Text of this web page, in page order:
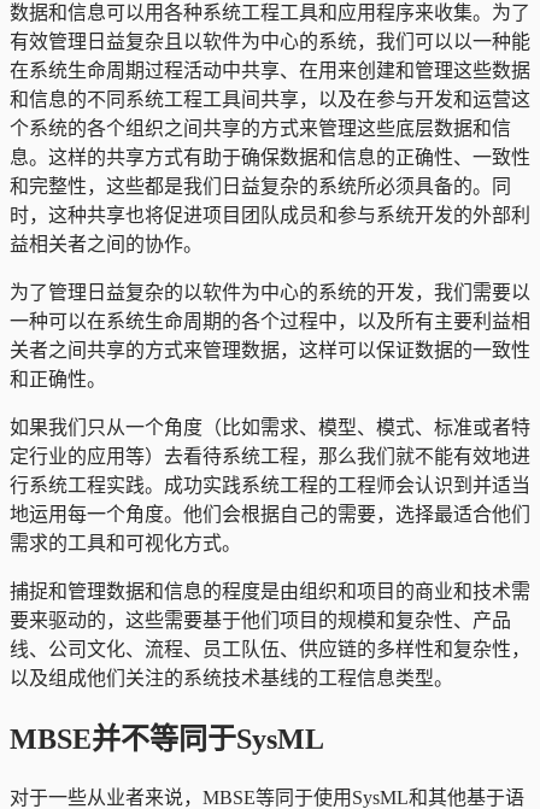
数据和信息可以用各种系统工程工具和应用程序来收集。为了
有效管理日益复杂且以软件为中心的系统，我们可以以一种能
在系统生命周期过程活动中共享、在用来创建和管理这些数据
和信息的不同系统工程工具间共享，以及在参与开发和运营这
个系统的各个组织之间共享的方式来管理这些底层数据和信
息。这样的共享方式有助于确保数据和信息的正确性、一致性
和完整性，这些都是我们日益复杂的系统所必须具备的。同
时，这种共享也将促进项目团队成员和参与系统开发的外部利
益相关者之间的协作。
为了管理日益复杂的以软件为中心的系统的开发，我们需要以
一种可以在系统生命周期的各个过程中，以及所有主要利益相
关者之间共享的方式来管理数据，这样可以保证数据的一致性
和正确性。
如果我们只从一个角度（比如需求、模型、模式、标准或者特
定行业的应用等）去看待系统工程，那么我们就不能有效地进
行系统工程实践。成功实践系统工程的工程师会认识到并适当
地运用每一个角度。他们会根据自己的需要，选择最适合他们
需求的工具和可视化方式。
捕捉和管理数据和信息的程度是由组织和项目的商业和技术需
要来驱动的，这些需要基于他们项目的规模和复杂性、产品
线、公司文化、流程、员工队伍、供应链的多样性和复杂性，
以及组成他们关注的系统技术基线的工程信息类型。
MBSE并不等同于SysML
对于一些从业者来说，MBSE等同于使用SysML和其他基于语